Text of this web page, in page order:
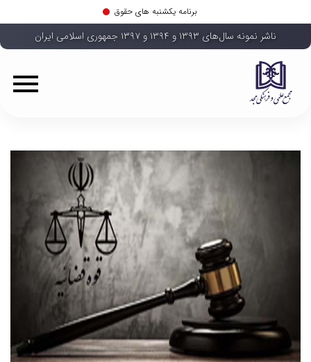
برنامه یکشنبه های حقوق
ناشر نمونه سال‌های ۱۳۹۳ و ۱۳۹۴ و ۱۳۹۷ جمهوری اسلامی ایران